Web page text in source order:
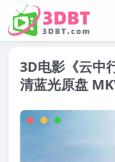
3D电影《云中
清蓝光原盘